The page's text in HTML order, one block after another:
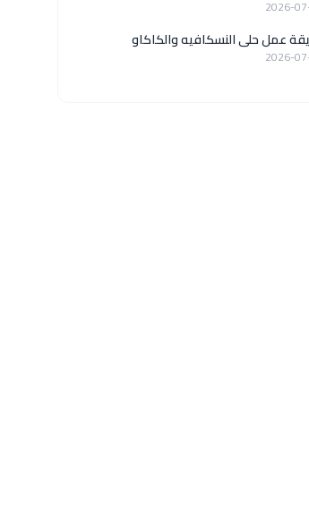
2026-
عمل حلى النسكافيه والكاكاو
2026-